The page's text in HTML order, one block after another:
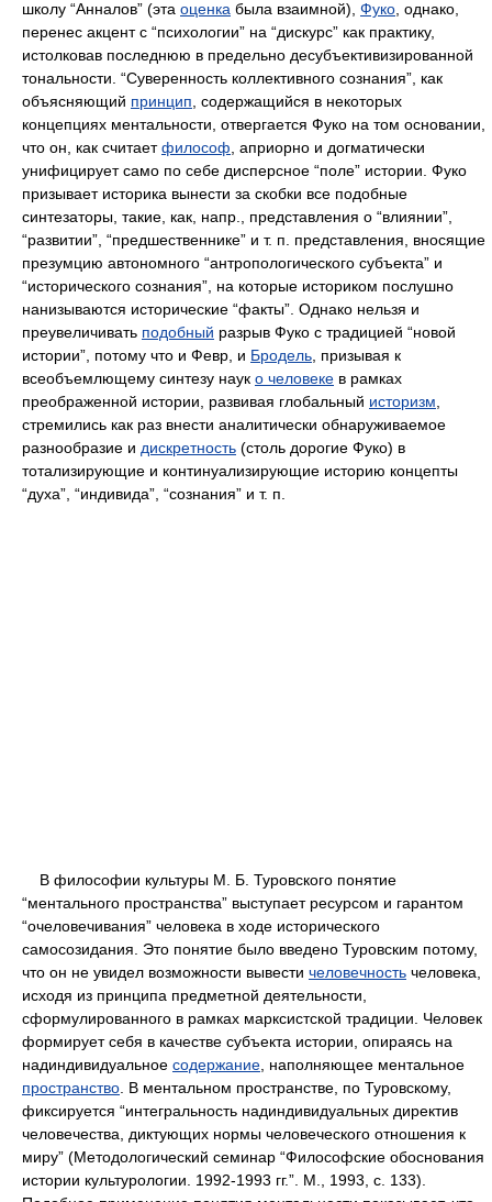
школу “Анналов” (эта оценка была взаимной), Фуко , однако,
перенес акцент с “психологии” на “дискурс” как практику,
истолковав последнюю в предельно десубъективизированной
тональности. “Суверенность коллективного сознания”, как
объясняющий принцип , содержащийся в некоторых
концепциях ментальности, отвергается Фуко на том основании,
что он, как считаетфилософ , априорно и догматически
унифицирует само по себе дисперсное “поле” истории. Фуко
призывает историка вынести за скобки все подобные
синтезаторы, такие, как, напр., представления о “влиянии”,
“развитии”, “предшественнике” и т. п. представления, вносящие
презумцию автономного “антропологического субъекта” и
“исторического сознания”, на которые историком послушно
нанизываются исторические “факты”. Однако нельзя и
преувеличивать подобный разрыв Фуко с традицией “новой
истории”, потому что и Февр, и Бродель , призывая к
всеобъемлющему синтезу наук о человеке в рамках
преображенной истории, развивая глобальный историзм
стремились как раз внести аналитически обнаруживаемое
разнообразие и дискретность (столь дорогие Фуко) в
тотализирующие и континуализирующие историю концепты
“духа”, “индивида”, “сознания” и т. п.
В философии культуры М. Б. Туровского понятие
“ментального пространства” выступает ресурсом и гарантом
“очеловечивания” человека в ходе исторического
самосозидания. Это понятие было введено Туровским потому,
что он не увидел возможности вывести человечность человека,
исходя из принципа предметной деятельности,
сформулированного в рамках марксистской традиции. Человек
формирует себя в качестве субъекта истории, опираясь на
надиндивидуальное содержание , наполняющее ментальное
пространство . В ментальном пространстве, по Туровскому,
фиксируется “интегральность надиндивидуальных директив
человечества, диктующих нормы человеческого отношения к
миру” (Методологический семинар “Философские обоснования
истории культурологии. 1992-1993 гг.”. М., 1993, с. 133).